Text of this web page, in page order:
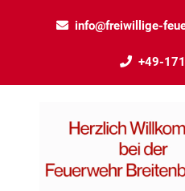
info@freiwillige-
+49-